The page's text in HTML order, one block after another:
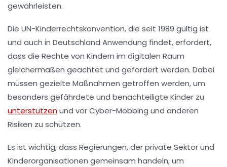
gewährleisten.
Die UN-Kinderrechtskonvention, die seit 1989 gültig ist
und auch in Deutschland Anwendung findet, erfordert,
dass die Rechte von Kindern im digitalen Raum
gleichermaßen geachtet und gefördert werden. Dabei
müssen gezielte Maßnahmen getroffen werden, um
besonders gefährdete und benachteiligte Kinder zu
unterstützenund vorCyber-Mobbing und anderen
Risiken zu schützen.
Es ist wichtig, dass Regierungen, der private Sektor und
Kinderorganisationen gemeinsam handeln, um